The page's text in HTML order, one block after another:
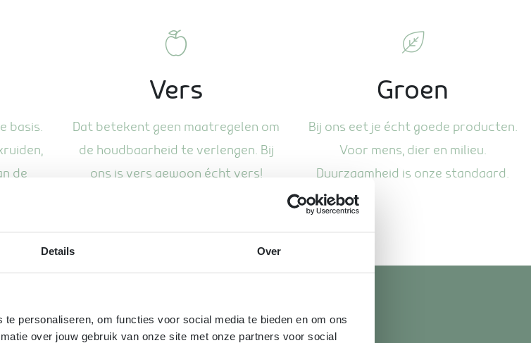
Details Over
personaliseren, om functies voor social media te bieden en om ons
over jouw gebruik van onze site met onze partners voor social
basis.
de
Vers
Dat betekent geen maatregelen om
de houdbaarheid te verlengen. Bij
ons is vers gewoon écht vers!
Groen
Bij ons eet je écht goede producten.
Voor mens, dier en milieu.
Duurzaamheid is onze standaard.